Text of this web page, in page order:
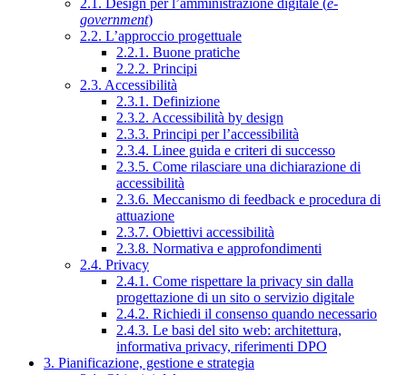
government)
2.2. L’approccio progettuale
2.2.1. Buone pratiche
2.2.2. Principi
2.3. Accessibilità
2.3.1. Definizione
2.3.2. Accessibilità by design
2.3.3. Principi per l’accessibilità
2.3.4. Linee guida e criteri di successo
2.3.5. Come rilasciare una dichiarazione di
accessibilità
2.3.6. Meccanismo di feedback e procedura di
attuazione
2.3.7. Obiettivi accessibilità
2.3.8. Normativa e approfondimenti
2.4. Privacy
2.4.1. Come rispettare la privacy sin dalla
progettazione di un sito o servizio digitale
2.4.2. Richiedi il consenso quando necessario
2.4.3. Le basi del sito web: architettura,
informativa privacy, riferimenti DPO
3. Pianificazione, gestione e strategia